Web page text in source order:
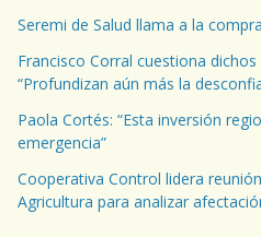
Seremi de Salud llama a la
Francisco Corral cuestiona
“Profundizan aún más la
Paola Cortés: “Esta inversión
emergencia”
Cooperativa Control lidera
Agricultura para analizar